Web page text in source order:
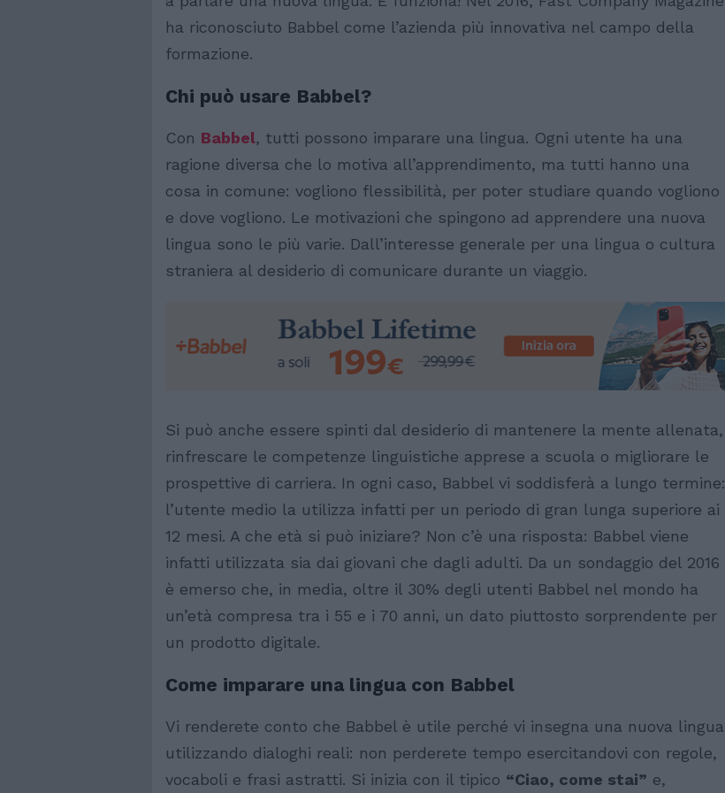
ha riconosciuto Babbel come l’azienda più innovativa nel campo della
formazione.
Chi può usare Babbel?
Con Babbel, tutti possono imparare una lingua. Ogni utente ha una
ragione diversa che lo motiva all’apprendimento, ma tutti hanno una
cosa in comune: vogliono flessibilità, per poter studiare quando vogliono
e dove vogliono. Le motivazioni che spingono ad apprendere una nuova
lingua sono le più varie. Dall’interesse generale per una lingua o cultura
straniera al desiderio di comunicare durante un viaggio.
Si può anche essere spinti dal desiderio di mantenere la mente allenata,
rinfrescare le competenze linguistiche apprese a scuola o migliorare le
prospettive di carriera. In ogni caso, Babbel vi soddisferà a lungo termine:
l’utente medio la utilizza infatti per un periodo di gran lunga superiore ai
12 mesi. A che età si può iniziare? Non c’è una risposta: Babbel viene
infatti utilizzata sia dai giovani che dagli adulti. Da un sondaggio del 2016
è emerso che, in media, oltre il 30% degli utenti Babbel nel mondo ha
un’età compresa tra i 55 e i 70 anni, un dato piuttosto sorprendente per
un prodotto digitale.
Come imparare una lingua con Babbel
Vi renderete conto che Babbel è utile perché vi insegna una nuova lingua
utilizzando dialoghi reali: non perderete tempo esercitandovi con regole,
vocaboli e frasi astratti. Si inizia con il tipico “Ciao, come stai” e,